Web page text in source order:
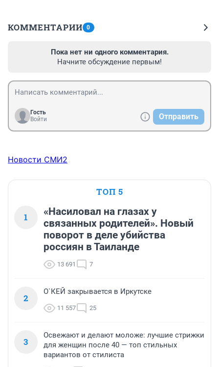
КОММЕНТАРИИ 0
Пока нет ни одного комментария.
Начните обсуждение первым!
Гость
Войти
Отправить
Новости СМИ2
ТОП 5
1
«Насиловал на глазах у
связанных родителей». Новый
поворот в деле убийства
россиян в Таиланде
13 691 7
2
О`КЕЙ закрывается в Иркутске
11 557 25
3
Освежают и делают моложе: лучшие стрижки
для женщин после 40 — топ стильных
вариантов от стилиста